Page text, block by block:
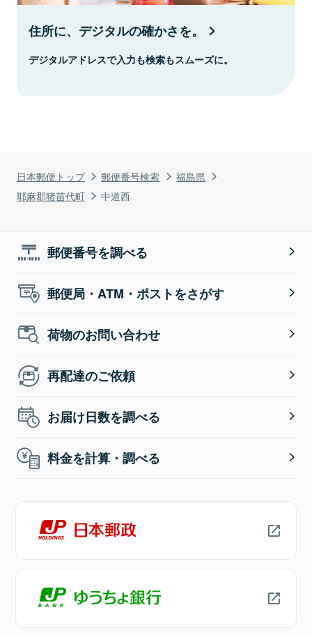
日本郵便トップ 郵便番号検索
福島県
耶麻郡猪苗代町
中道西
住所に、デジタルの確かさを。
デジタルアドレスで入力も検索もスムーズに。
郵便番号を調べる
郵便局・ATM・ポストをさがす
荷物のお問い合わせ
再配達のご依頼
お届け日数を調べる
料金を計算・調べる